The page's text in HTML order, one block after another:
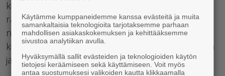
kunnossapidon ajaksi pois ja mitä tämä tarkoittaa
rakenteen suunnittelun
näkökulmasta.Läjitetäänkö ruopattu massa
kuiv umaanrakenteen vierelle ennen kuljettamista
ja
paljonko tämä vaatii tilaa?
Käytämme kumppaneidemme kanssa evästeitä ja muita
samankaltaisia teknologioita tarjotaksemme parhaan
mahdollisen asiakaskokemuksen ja kehittääksemme
sivustoa analytiikan avulla.
Hyväksymällä sallit evästeiden ja teknologioiden käytön
tietojesi keräämiseen sekä käyttämiseen. Voit myös
antaa suostumuksesi valikoiden kautta klikkaamalla